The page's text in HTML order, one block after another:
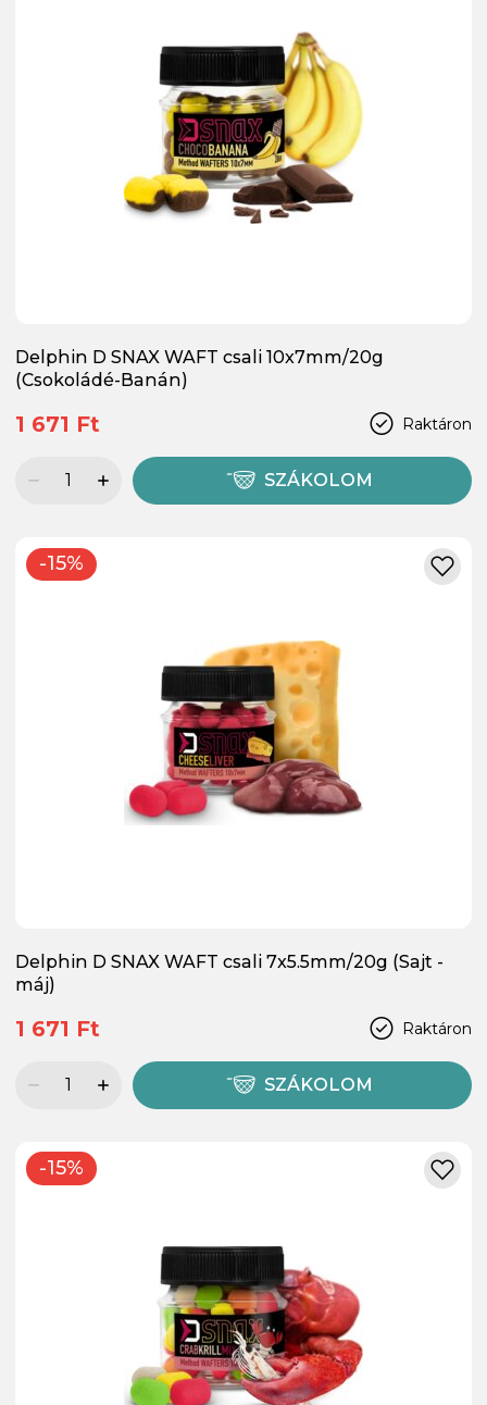
Delphin D SNAX WAFT csali 10x7mm/20g
(Csokoládé-Banán)
Raktáron
1 671 Ft
SZÁKOLOM
-15%
Delphin D SNAX WAFT csali 7x5.5mm/20g (Sajt -
máj)
Raktáron
1 671 Ft
SZÁKOLOM
-15%